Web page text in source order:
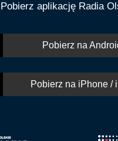
Pobierz aplikację Radia
Pobierz na
Pobierz na iPhone /